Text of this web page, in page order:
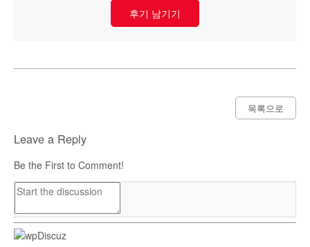
후기 남기기
목록으로
Leave a Reply
Be the First to Comment!